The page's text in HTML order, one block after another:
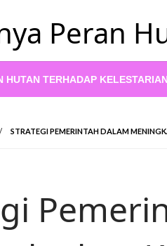
Peran
HUTAN TERHADAP
STRATEGI PEMERINTAH DALAM